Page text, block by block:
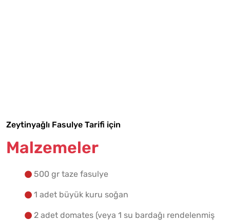
Zeytinyağlı Fasulye Tarifi için
Malzemeler
500 gr taze fasulye
1 adet büyük kuru soğan
2 adet domates (veya 1 su bardağı rendelenmiş